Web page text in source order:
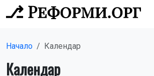
Начало Календар
Календар